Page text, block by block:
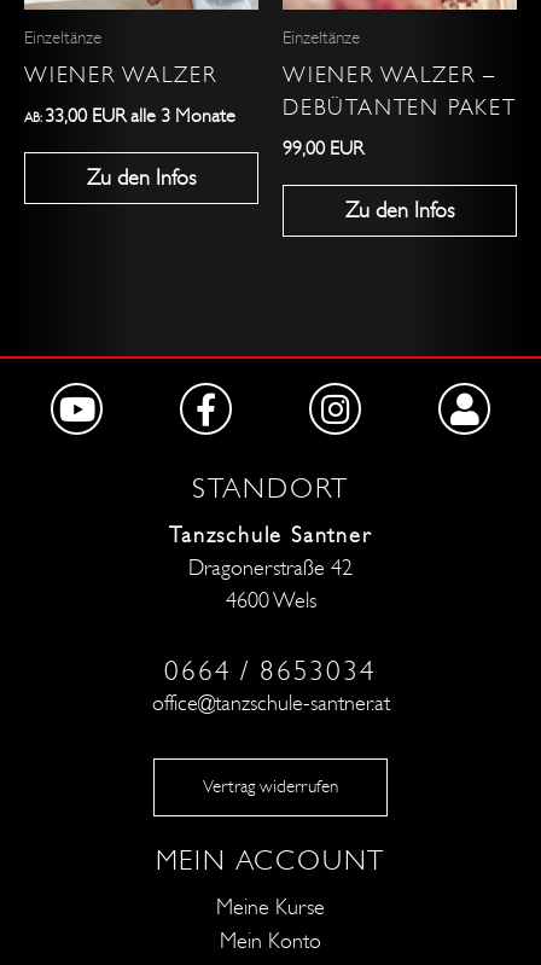
Einzeltänze
WIENER WALZER
AB: 33,00 EURalle 3 Monate
Zu den Infos
Optionen
können
auf
der
Produktseite
gewählt
Einzeltänze
WIENER WALZER –
DEBÜTANTEN PAKET
99,00 EUR
Zu den Infos
STANDORT
Tanzschule Santner
Dragonerstraße 42
4600 Wels
0664 / 8653034
office@tanzschule-santner.at
Vertrag widerrufen
MEIN ACCOUNT
Meine Kurse
Mein Konto